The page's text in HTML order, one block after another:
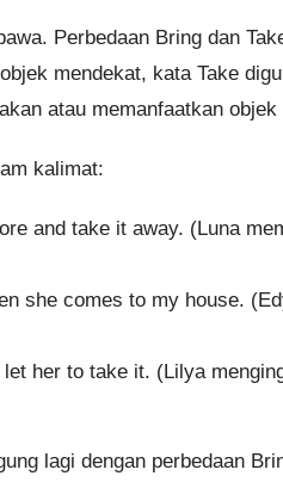
Perbedaan Bring dan
mendekat, kata Take
atau memanfaatkan
kalimat:
and take it away. (Luna
she comes to my house.
her to take it. (Lilya
lagi dengan perbedaan